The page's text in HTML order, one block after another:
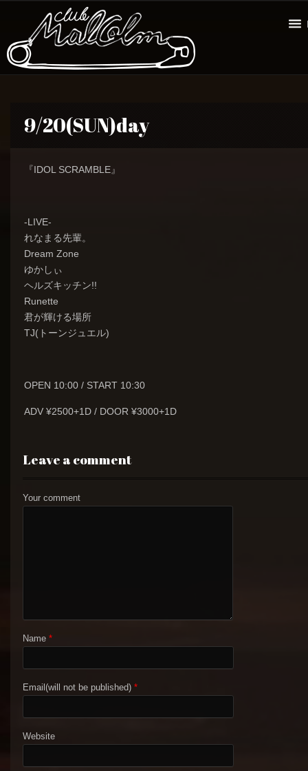
9/20(SUN)day
『IDOL SCRAMBLE』
-LIVE-
れなまる先輩。
Dream Zone
ゆかしぃ
ヘルズキッチン!!
Runette
君が輝ける場所
TJ(トーンジュエル)
OPEN 10:00 / START 10:30
ADV ¥2500+1D / DOOR ¥3000+1D
Leave a comment
Your comment
Name *
Email(will not be published) *
Website